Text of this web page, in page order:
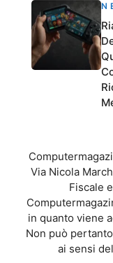
Via Nicola
Fiscale
in quanto viene
Non può
ai sensi